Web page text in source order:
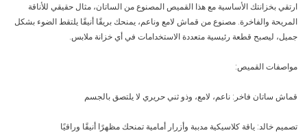
ارتقي بخزانتك الأساسية مع هذا القميص المصنوع من الساتان، مثال حقيقي للأناقة
المريحة والفاخرة. مصنوع من قماش لامع وناعم، يمنحك بريقًا أنيقًا يلتقط الضوء بشكل
جميل، ليصبح قطعة رئيسية متعددة الاستخدامات في أي خزانة ملابس.
مواصفات القميص:
قماش ساتان فاخر: ناعم، لامع، وذو ثني حريري لا يلتصق بالجسم
تصميم خالد: ياقة كلاسيكية مدببة وأزرار أمامية تمنحك مظهرًا أنيقًا وراقيًا